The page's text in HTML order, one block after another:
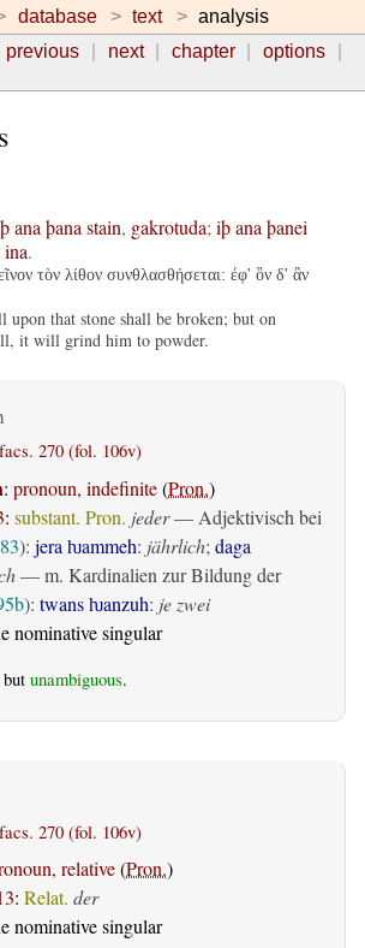
database text
analysis
previous next chapter
options
ana þana stain, gakrotuda; iþana þanei
ina.
τὸν λίθον συνθλασθήσεται: ἐφ' ὃν δ' ἂν
that stone shall be broken; but on
it will grind him to powder.
facs. 270 (fol. 106v)
: pronoun, indefinite(Pron.)
: substant. Pron. jeder— Adjektivisch bei
): jera ƕammeh: jährlich; daga
— m. Kardinalien zur Bildung der
): twans ƕanzuh: je zwei
nominative singular
unambiguous.
facs. 270 (fol. 106v)
relative(Pron.)
: Relat. der
nominative singular